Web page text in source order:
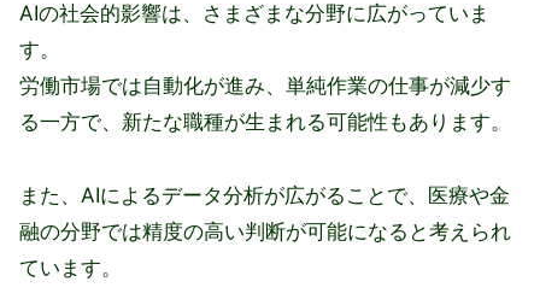
AIの社会的影響は、さまざまな分野に広がっていま
す。
労働市場では自動化が進み、単純作業の仕事が減少す
る一方で、新たな職種が生まれる可能性もあります。
また、AIによるデータ分析が広がることで、医療や金
融の分野では精度の高い判断が可能になると考えられ
ています。